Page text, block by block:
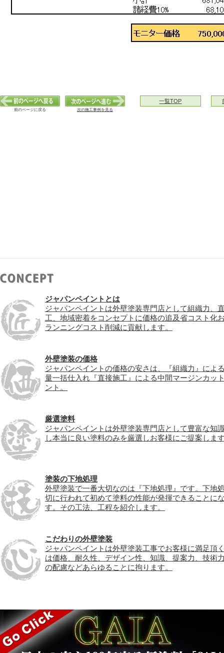
前のページに戻る 次の施工事例を見る
一覧TOP
ジャパンペイントとは
ジャパンペイントは外壁塗装専門店として組織力、
工、地域密着をコンセプトに価格の追及省コスト化
ランニングコスト削減に貢献します。
外壁塗装の価格
ジャパンペイントの価格の安さは、『組織力』によ
量一括仕入れ『直接施工』による中間マージンカッ
ント。
厳選塗料
ジャパンペイントは外壁塗装専門店として豊富な知
し本当に良い塗料のみを厳選しお客様にご提案しま
塗装の下地処理
外壁塗装で一番大切なのは『下地処理』です。下地
切に行われて初めて塗料の性能が発揮できることに
す。その工法、工程を紹介します。
こだわりの外壁塗装
ジャパンペイントは外壁塗装工事でお客様に満足頂
は価格、耐久性、デザイン性、知識、提案力、技術
の配慮などあらゆることに拘ります。